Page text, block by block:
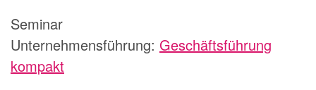
Seminar
Unternehmensführung: Geschäftsführung
kompakt